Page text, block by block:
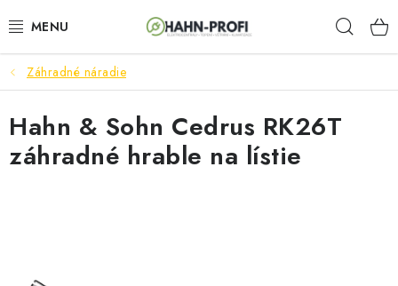
na
ELEKTROCENTRÁLY
ZAHRADNÍ TECHNIKA
STAVEBNÁ TECHNIKA
Záhradné náradie
Hahn & Sohn Cedrus RK26T
záhradné hrable na lístie